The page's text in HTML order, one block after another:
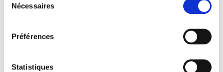
du Nécessaires
Préférences
Statistiques
Valeur ajoutée de la distribution